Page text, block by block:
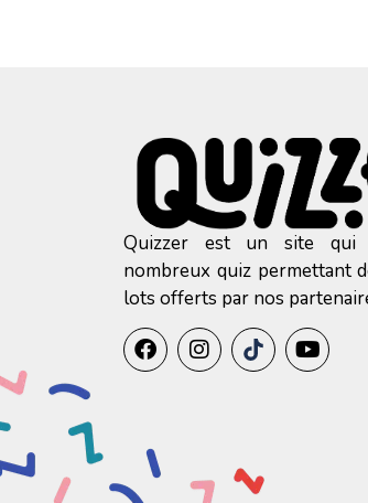
Quizzer est un site qui
nombreux quiz permettant
lots offerts par nos